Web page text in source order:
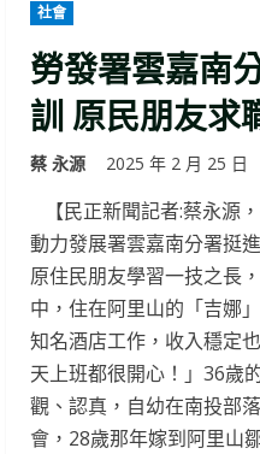
社會
勞發署雲嘉南
訓 原民朋友求
蔡 永源 2025 年 2 月 25 日
【民正新聞記者:蔡永源
動力發展署雲嘉南分署挺
原住民朋友學習一技之長
中，住在阿里山的「吉娜
知名酒店工作，收入穩定
天上班都很開心！」36歲
觀、認真，自幼在南投部
會，28歲那年嫁到阿里山